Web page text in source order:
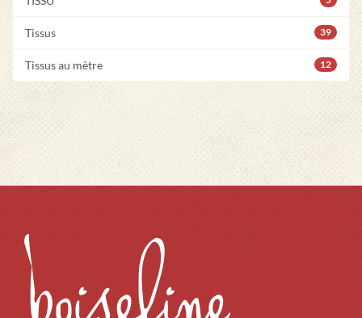
Tissus 39
Tissus au mètre 12